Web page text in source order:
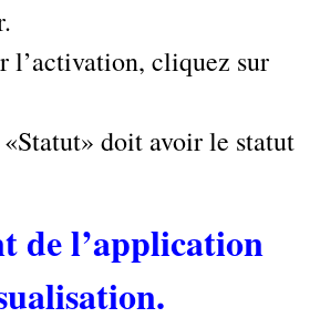
l’activation, cliquez sur
doit avoir le statut
de l’application